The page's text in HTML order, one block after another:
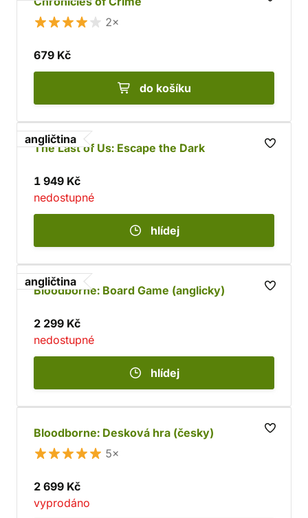
2×
679 Kč
do košíku
angličtina
The Last of Us: Escape the Dark
1 949 Kč
nedostupné
hlídej
angličtina
Bloodborne: Board Game (anglicky)
2 299 Kč
nedostupné
hlídej
Bloodborne: Desková hra (česky)
5×
2 699 Kč
vyprodáno